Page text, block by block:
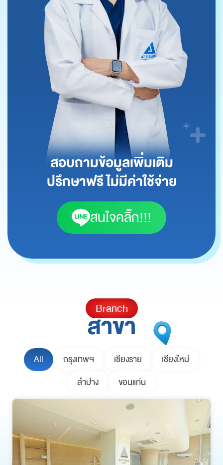
สอบถามข้อมูลเพิ่มเติม
ปรึกษาฟรี ไม่มีค่าใช้จ่าย
สนใจคลิ๊ก!!!
Branch
สาขา
All กรุงเทพฯ เชียงราย
เชียงใหม่
ลำปาง
ขอนแก่น